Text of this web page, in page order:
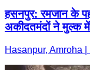
हसनपुर: रमजान के
अकीदतमंदों ने मुल्क
Hasanpur, Amroha